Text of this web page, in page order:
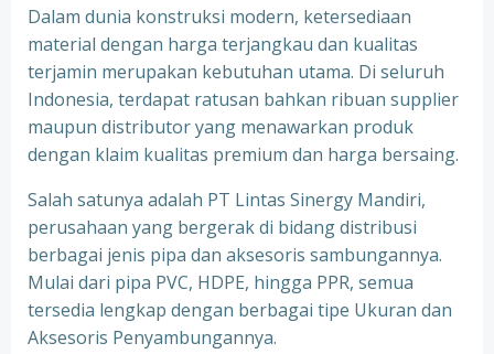
Dalam dunia konstruksi modern, ketersediaan
material dengan harga terjangkau dan kualitas
terjamin merupakan kebutuhan utama. Di seluruh
Indonesia, terdapat ratusan bahkan ribuan supplier
maupun distributor yang menawarkan produk
dengan klaim kualitas premium dan harga bersaing.
Salah satunya adalah PT Lintas Sinergy Mandiri,
perusahaan yang bergerak di bidang distribusi
berbagai jenis pipa dan aksesoris sambungannya.
Mulai dari pipa PVC, HDPE, hingga PPR, semua
tersedia lengkap dengan berbagai tipe Ukuran dan
Aksesoris Penyambungannya.